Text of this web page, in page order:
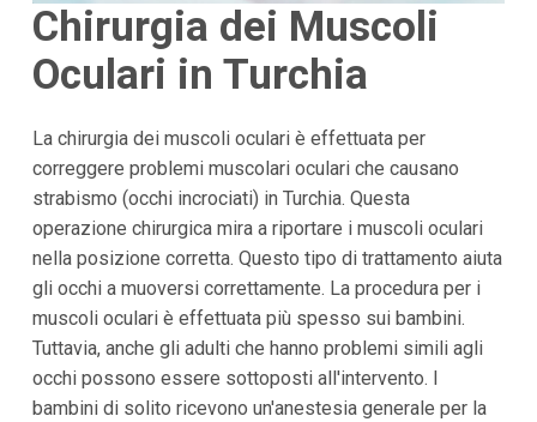
Chirurgia dei Muscoli
Oculari in Turchia
La chirurgia dei muscoli oculari è effettuata per
correggere problemi muscolari oculari che causano
strabismo (occhi incrociati) in Turchia. Questa
operazione chirurgica mira a riportare i muscoli oculari
nella posizione corretta. Questo tipo di trattamento aiuta
gli occhi a muoversi correttamente. La procedura per i
muscoli oculari è effettuata più spesso sui bambini.
Tuttavia, anche gli adulti che hanno problemi simili agli
occhi possono essere sottoposti all'intervento. I
bambini di solito ricevono un'anestesia generale per la